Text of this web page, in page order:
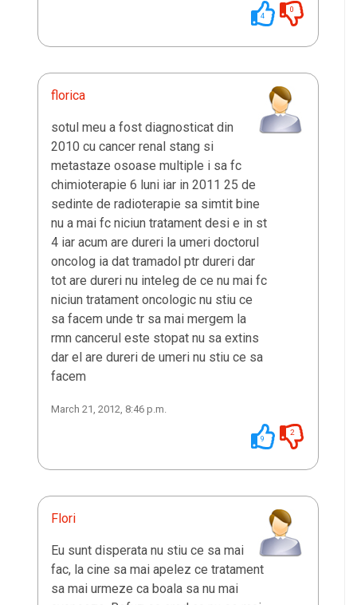
4
0
florica
sotul meu a fost diagnosticat din
2010 cu cancer renal stang si
metastaze osoase multiple i sa fc
chimioterapie 6 luni iar in 2011 25 de
sedinte de radioterapie sa simtit bine
nu a mai fc niciun tratament desi e in st
4 iar acum are dureri la umeri doctorul
oncolog ia dat tramadol ptr dureri dar
tot are dureri nu inteleg de ce nu mai fc
niciun tratament oncologic nu stiu ce
sa facem unde tr sa mai mergem la
rmn cancerul este stopat nu sa extins
dar el are dureri de umeri nu stiu ce sa
facem
March 21, 2012, 8:46 p.m.
9
2
Flori
Eu sunt disperata nu stiu ce sa mai
fac, la cine sa mai apelez ce tratament
sa mai urmeze ca boala sa nu mai